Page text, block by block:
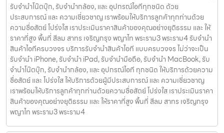
รับจำนำโน๊ตบุ๊ก, รับจำนำกล้อง, และ อุปกรณ์ไอทีทุกชนิด ด้วย
ประสบการณ์ และ ความเชี่ยวชาญ เราพร้อมให้บริการลูกค้าทุกท่านด้วย
ความซื่อสัตย์ โปร่งใส เราประเมินราคาสินค้าของคุณอย่างยุติธรรม และ ให้
ราคาที่สูง พื้นที่ สีลม สาทร เจริญกรุง พญาไท พระราม3 พระราม4 รับจำนำ
สินค้าไอทีครบวงจร บริการรับจำนำสินค้าไอที แบบครบวงจร ไม่ว่าจะเป็น
รับจำนำ iPhone, รับจำนำ iPad, รับจำนำมือถือ, รับจำนำ MacBook, รับ
จำนำโน๊ตบุ๊ก, รับจำนำกล้อง, และ อุปกรณ์ไอที ทุกชนิด ให้บริการด้วยความ
ซื่อสัตย์ และ โปร่งใส ให้บริการด้วยผู้มีประสบการณ์ และ ความเชี่ยวชาญ
เราพร้อมให้บริการลูกค้าทุกท่านด้วยความซื่อสัตย์ โปร่งใส เราประเมินราคา
สินค้าของคุณอย่างยุติธรรม และ ให้ราคาที่สูง พื้นที่ สีลม สาทร เจริญกรุง
พญาไท พระราม3 พระราม4